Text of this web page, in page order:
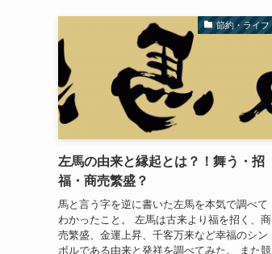
節約・ライフ
左馬の由来と縁起とは？！舞う・招
福・商売繁盛？
馬と言う字を逆に書いた左馬を本気で調べて
わかったこと。 左馬は古来より福を招く、商
売繁盛、金運上昇、千客万来など幸福のシン
ボルである由来と発祥を調べてみた。 また競